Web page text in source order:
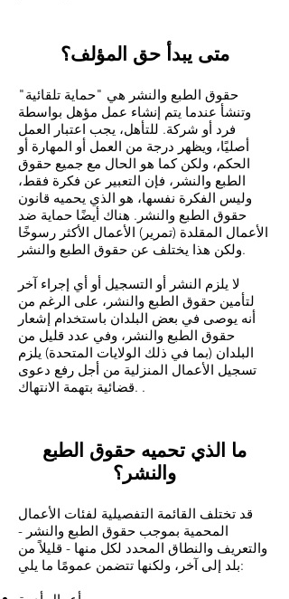
متى يبدأ حق المؤلف؟
حقوق الطبع والنشر هي "حماية تلقائية"
وتنشأ عندما يتم إنشاء عمل مؤهل بواسطة
فرد أو شركة. للتأهل، يجب اعتبار العمل
أصليًا، ويظهر درجة من العمل أو المهارة أو
الحكم، ولكن كما هو الحال مع جميع حقوق
الطبع والنشر، فإن التعبير عن فكرة فقط،
وليس الفكرة نفسها، هو الذي يحميه قانون
حقوق الطبع والنشر. هناك أيضًا حماية ضد
الأعمال المقلدة (تمرير) الأعمال الأكثر رسوخًا
ولكن هذا يختلف عن حقوق الطبع والنشر.
لا يلزم النشر أو التسجيل أو أي إجراء آخر
لتأمين حقوق الطبع والنشر، على الرغم من
أنه يوصى في بعض البلدان باستخدام إشعار
حقوق الطبع والنشر، وفي عدد قليل من
البلدان (بما في ذلك الولايات المتحدة) يلزم
تسجيل الأعمال المنزلية من أجل رفع دعوى
قضائية بتهمة الانتهاك. .
ما الذي تحميه حقوق الطبع
والنشر؟
قد تختلف القائمة التفصيلية لفئات الأعمال
المحمية بموجب حقوق الطبع والنشر -
والتعريف والنطاق المحدد لكل منها - قليلاً من
بلد إلى آخر، ولكنها تتضمن عمومًا ما يلي: